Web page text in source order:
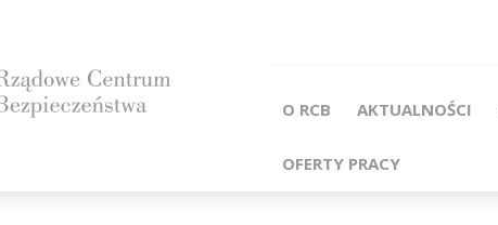
O RCB AKTUALNOŚCI
OFERTY PRACY